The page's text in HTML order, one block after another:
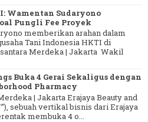
Wamentan Sudaryono
Pungli Fee Proyek
memberikan arahan dalam
Tani Indonesia HKTI di
Merdeka | Jakarta Wakil
Buka 4 Gerai Sekaligus dengan
Pharmacy
| Jakarta Erajaya Beauty and
sebuah vertikal bisnis dari Erajaya
membuka 4 o...